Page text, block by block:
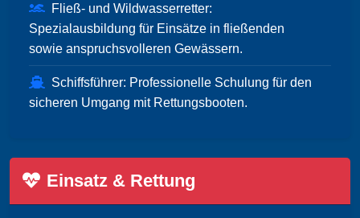
Fließ- und Wildwasserretter:
Spezialausbildung für Einsätze in fließenden
sowie anspruchsvolleren Gewässern.
Schiffsführer: Professionelle Schulung für den
sicheren Umgang mit Rettungsbooten.
Einsatz & Rettung